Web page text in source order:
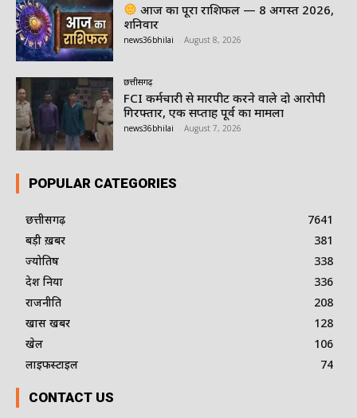
आज का पूरा राशिफल — 8 अगस्त 2026,
शनिवार
news36bhilai August 8, 2026
छत्तीसगढ़
FCI कर्मचारी से मारपीट करने वाले दो आरोपी
गिरफ्तार, एक सप्ताह पूर्व का मामला
news36bhilai August 7, 2026
POPULAR CATEGORIES
छत्तीसगढ़
7641
बड़ी ख़बर
381
ज्योतिष
338
देश दुनिया
336
राजनीति
208
खास खबर
128
खेल
106
लाइफस्टाइल
74
CONTACT US